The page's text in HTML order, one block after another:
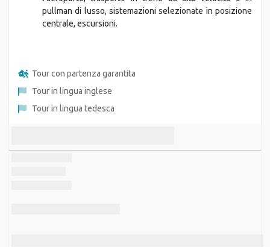
l'aeroporto, trasporto in treno ad alta velocità o in
pullman di lusso, sistemazioni selezionate in posizione